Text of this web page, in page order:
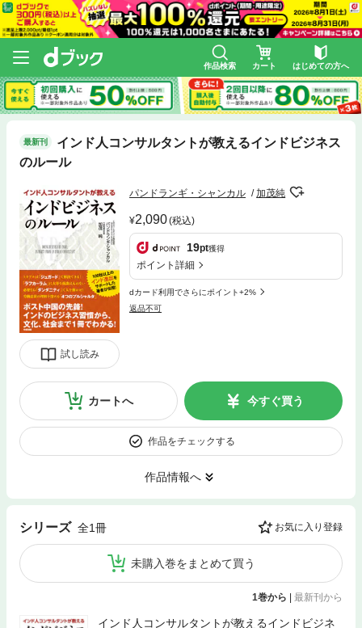
作品検索 カート はじめての方へ
最新刊
インド人コンサルタントが教えるインドビジネス
のルール
試し読み
パンドランギ・シャンカル 加茂純
2,090(税込)
19pt獲得
ポイント詳細
dカード利用でさらにポイント+2%
返品不可
カートへ 今すぐ買う
作品をチェックする
作品情報へ
シリーズ 全1冊 お気に入り登録
未購入巻をまとめて買う
1巻から | 最新刊から
インド人コンサルタントが教えるインドビジネ